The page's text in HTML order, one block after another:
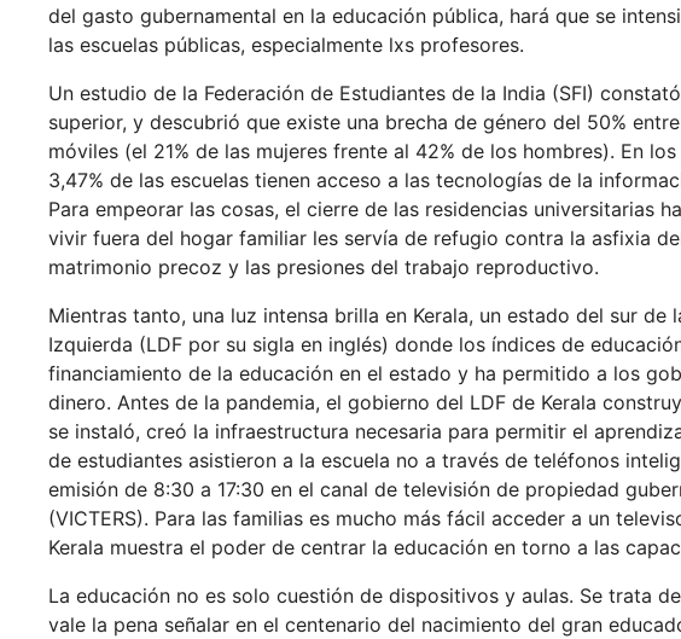
del gasto gubernamental en la educación pública, hará que se
las escuelas públicas, especialmente lxs profesores.
Un estudio de la Federación de Estudiantes de la India (SFI)
superior, y descubrió que existe una brecha de género del 50%
móviles (el 21% de las mujeres frente al 42% de los hombres). En
3,47% de las escuelas tienen acceso a las tecnologías de la
Para empeorar las cosas, el cierre de las residencias universitarias
vivir fuera del hogar familiar les servía de refugio contra la asfixia
matrimonio precoz y las presiones del trabajo reproductivo.
Mientras tanto, una luz intensa brilla en Kerala, un estado del sur
Izquierda (LDF por su sigla en inglés) donde los índices de
financiamiento de la educación en el estado y ha permitido a los
dinero. Antes de la pandemia, el gobierno del LDF de Kerala
se instaló, creó la infraestructura necesaria para permitir el
de estudiantes asistieron a la escuela no a través de teléfonos
emisión de 8:30 a 17:30 en el canal de televisión de propiedad
(VICTERS). Para las familias es mucho más fácil acceder a un
Kerala muestra el poder de centrar la educación en torno a las
La educación no es solo cuestión de dispositivos y aulas. Se trata
vale la pena señalar en el centenario del nacimiento del gran